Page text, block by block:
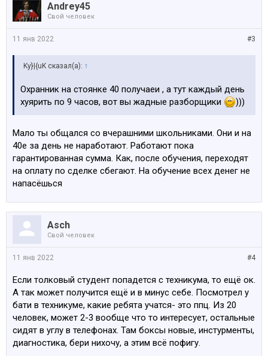
Andrey45
Свой человек
#3
11 янв 2022
Ky}|{uK сказал(а): ↑
Охранник на стоянке 40 получаеи , а тут каждый день
хуярить по 9 часов, вот вы жадные разборщики
)))
Мало ты общался со вчерашними школьниками. Они и на
40е за день не наработают. Работают пока
гарантированная сумма. Как, после обучения, переходят
на оплату по сделке сбегают. На обучение всех денег не
напасёшься
Asch
Свой человек
#4
11 янв 2022
Если толковый студент попадется с техникума, то ещё ок.
А так может получится ещё и в минус себе. Посмотрел у
бати в техникуме, какие ребята учатся- это ппц. Из 20
человек, может 2-3 вообще что то интересует, остальные
сидят в углу в телефонах. Там боксы новые, инстурменты,
диагностика, бери нихочу, а этим всё пофигу.